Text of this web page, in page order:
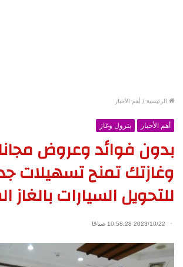
الرئيسية / أهم الأخبار
أهم الأخبار بترول وغاز
بدون فوائد وعروض
وغازتك تمنح تسهيلات
للتحويل السيارات بالغاز
2023/10/22 10:58:28 صباحًا